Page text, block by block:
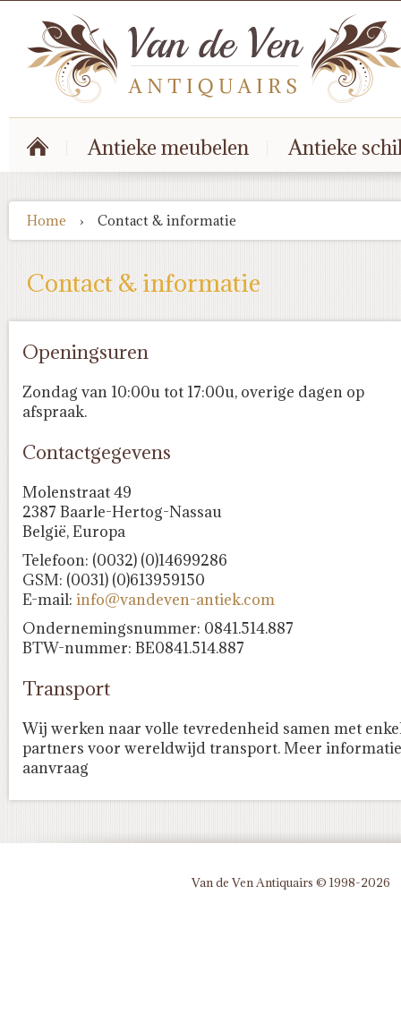
Antieke meubelen Antieke
Home › Contact & informatie
Contact & informatie
Openingsuren
Zondag van 10:00u tot 17:00u, overige dagen op
afspraak.
Contactgegevens
Molenstraat 49
2387 Baarle-Hertog-Nassau
België, Europa
Telefoon: (0032) (0)14699286
GSM: (0031) (0)613959150
E-mail: info@vandeven-antiek.com
Ondernemingsnummer: 0841.514.887
BTW-nummer: BE0841.514.887
Transport
Wij werken naar volle tevredenheid samen met
partners voor wereldwijd transport. Meer
aanvraag
Van de Ven Antiquairs © 1998-2026